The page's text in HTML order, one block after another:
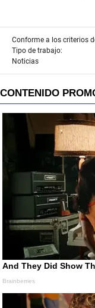
Conforme a los criterios
Tipo de trabajo:
Noticias